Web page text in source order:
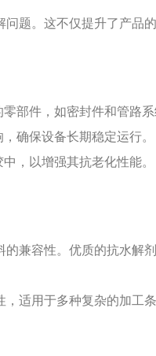
题。这不仅提升了产品
部件，如密封件和管路系
确保设备长期稳定运行。
，以增强其抗老化性能。
兼容性。优质的抗水解
适用于多种复杂的加工条